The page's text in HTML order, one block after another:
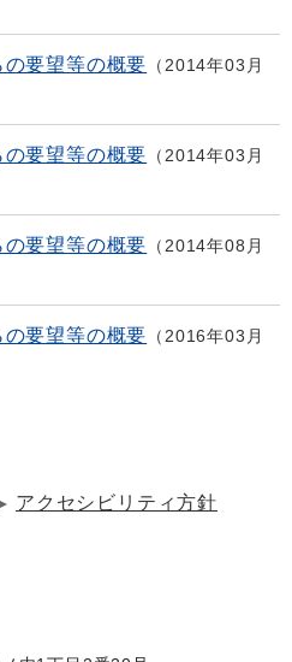
要望等の概要
2014年03月
要望等の概要
2014年03月
要望等の概要
2014年08月
要望等の概要
2016年03月
アクセシビリティ方針